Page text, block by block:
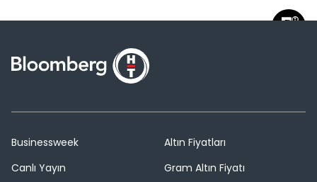
Businessweek
Canlı Yayın
Altın Fiyatları
Gram Altın Fiyatı